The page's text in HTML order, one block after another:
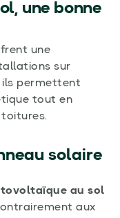
une bonne
une
sur
ils permettent
tout en
solaire
au sol
aux